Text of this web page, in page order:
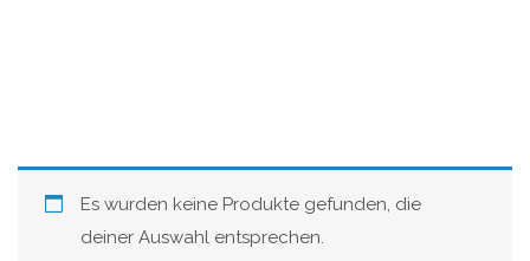
Es wurden keine Produkte gefunden, die
deiner Auswahl entsprechen.